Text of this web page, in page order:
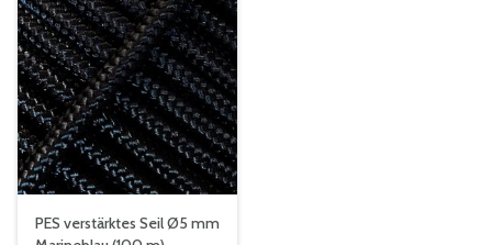
PES verstärktes Seil Ø5 mm